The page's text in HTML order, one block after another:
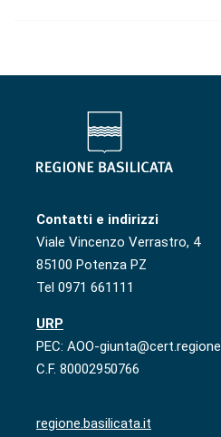
Contatti e indirizzi
Viale Vincenzo Verrastro, 4
85100 Potenza PZ
Tel 0971 661111
URP
PEC: AOO-
C.F. 80002950766
regione.basilicata.it